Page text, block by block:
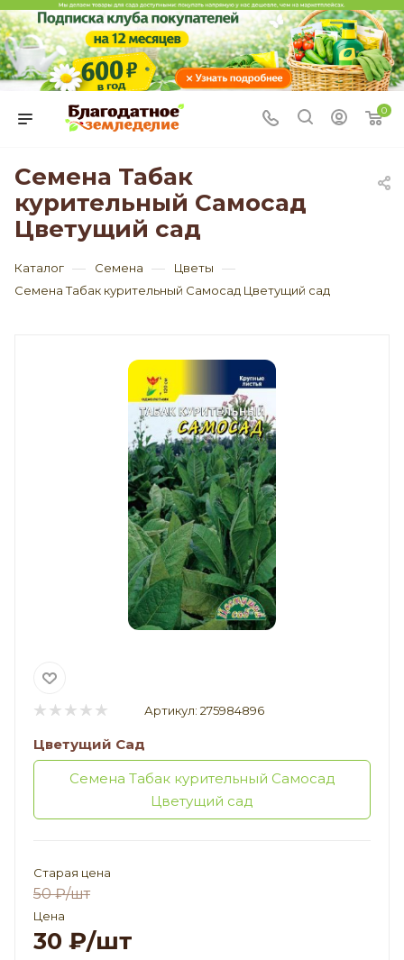
0
Семена Табак
курительный Самосад
Цветущий сад
Каталог — Семена — Цветы —
Семена Табак курительный Самосад Цветущий сад
Артикул: 275984896
Цветущий Сад
Семена Табак курительный Самосад
Цветущий сад
Старая цена
50₽/шт
Цена
30 ₽/шт